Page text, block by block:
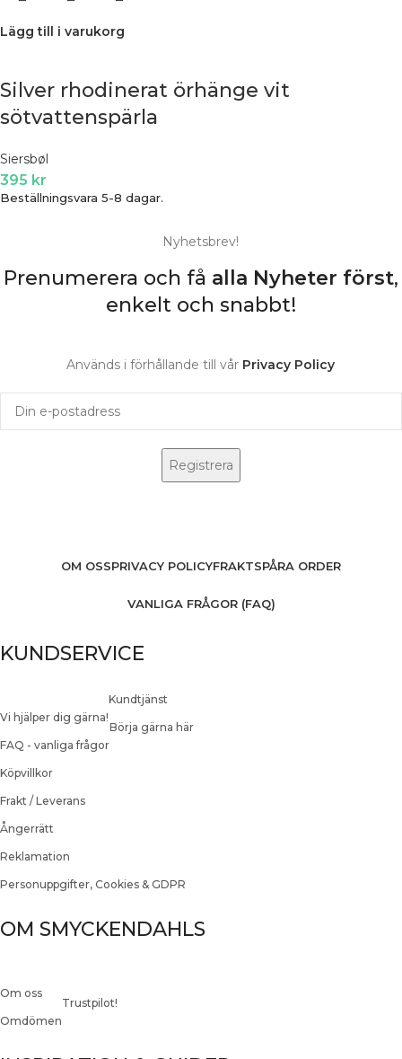
Lägg till i varukorg
Silver rhodinerat örhänge vit
sötvattenspärla
Siersbøl
395 kr
Beställningsvara 5-8 dagar.
Nyhetsbrev!
Prenumerera och få alla Nyheter först,
enkelt och snabbt!
Används i förhållande till vår Privacy Policy
OM OSSPRIVACY POLICYFRAKTSPÅRA ORDER
VANLIGA FRÅGOR (FAQ)
KUNDSERVICE
Vi hjälper dig gärna!
Kundtjänst
FAQ - vanliga frågor
Börja gärna här
Köpvillkor
Frakt / Leverans
Ångerrätt
Reklamation
Personuppgifter, Cookies & GDPR
OM SMYCKENDAHLS
Om oss
Omdömen
Trustpilot!